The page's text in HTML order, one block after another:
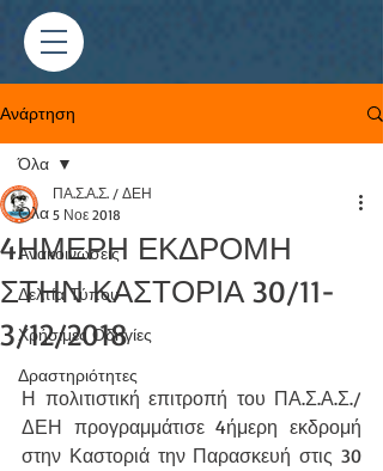
Ανάρτηση
Όλα
Ανακοινώσεις
Δελτία Τύπου
Χρήσιμες Οδηγίες
Δραστηριότητες
Όλα
4ΗΜΕΡΗ ΕΚΔΡΟΜΗ
ΣΤΗΝ ΚΑΣΤΟΡΙΑ 30/11-
3/12/2018
ΠΑ.Σ.Α.Σ. / ΔΕΗ
5 Νοε 2018
Η πολιτιστική επιτροπή του ΠΑ.Σ.Α.Σ./
ΔΕΗ προγραμμάτισε 4ήμερη εκδρομή
στην Καστοριά την Παρασκευή στις 30